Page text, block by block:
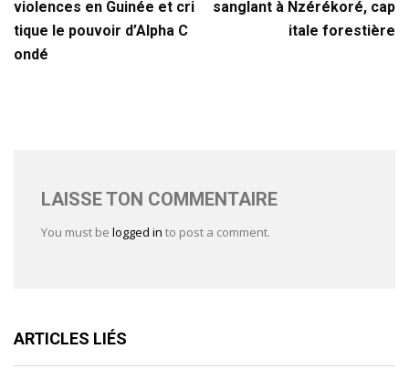
violences en Guinée et cri
tique le pouvoir d’Alpha C
ondé
sanglant à Nzérékoré, cap
itale forestière
LAISSE TON COMMENTAIRE
You must be logged in to post a comment.
ARTICLES LIÉS